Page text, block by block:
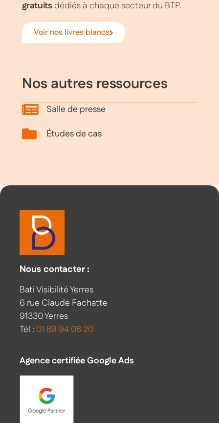
gratuitsdédiés à chaque secteur du BTP.
Voir nos livres blancs
Nos autres ressources
Salle de presse
Études de cas
Nous contacter :
Bati Visibilité Yerres
6 rue Claude Fachatte
91330 Yerres
Tél : 01 89 94 08 20
Agence certifiée Google Ads